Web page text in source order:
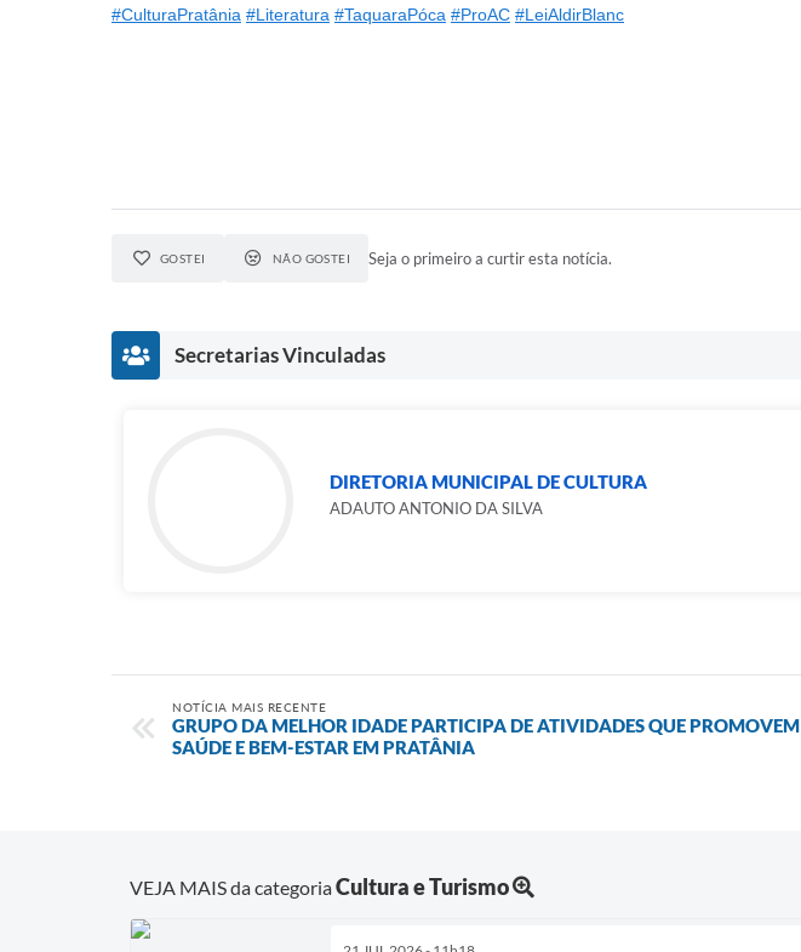
#CulturaPratânia #Literatura #TaquaraPóca #ProAC #LeiAldirBlanc
GOSTEI NÃO GOSTEI Seja o primeiro a curtir esta notícia.
Secretarias Vinculadas
DIRETORIA MUNICIPAL DE CULTURA
ADAUTO ANTONIO DA SILVA
NOTÍCIA MAIS RECENTE
GRUPO DA MELHOR IDADE PARTICIPA DE ATIVIDADES QUE PROMOVEM
SAÚDE E BEM-ESTAR EM PRATÂNIA
VEJA MAIS da categoriaCultura e Turismo